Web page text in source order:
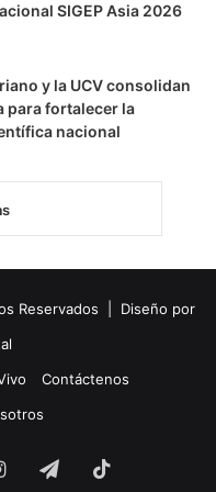
SIGEP Asia 2026
y la UCV consolidan
para fortalecer la
nacional
Reservados | Diseño por
Contáctenos
InstagramTelegram